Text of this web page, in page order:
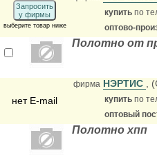
Запросить
у фирмы
выберите товар ниже
купить по
оптово-
Полотно от
нет E-mail
фирма НЭРТИС ,
купить по
оптовый
Полотно хпп